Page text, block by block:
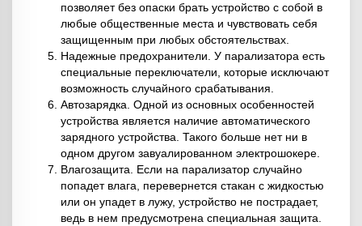
позволяет без опаски брать устройство с собой в
любые общественные места и чувствовать себя
защищенным при любых обстоятельствах.
Надежные предохранители. У парализатора есть
специальные переключатели, которые исключают
возможность случайного срабатывания.
Автозарядка. Одной из основных особенностей
устройства является наличие автоматического
зарядного устройства. Такого больше нет ни в
одном другом завуалированном электрошокере.
Влагозащита. Если на парализатор случайно
попадет влага, перевернется стакан с жидкостью
или он упадет в лужу, устройство не пострадает,
ведь в нем предусмотрена специальная защита.